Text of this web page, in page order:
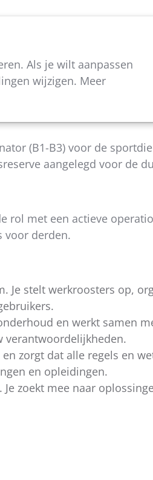
Als je wilt aanpassen
wijzigen. Meer
(B1-B3) voor de
aangelegd voor de
met een actieve
voor derden.
stelt werkroosters op,
en werkt samen
verantwoordelijkheden.
zorgt dat alle regels en
en opleidingen.
zoekt mee naar